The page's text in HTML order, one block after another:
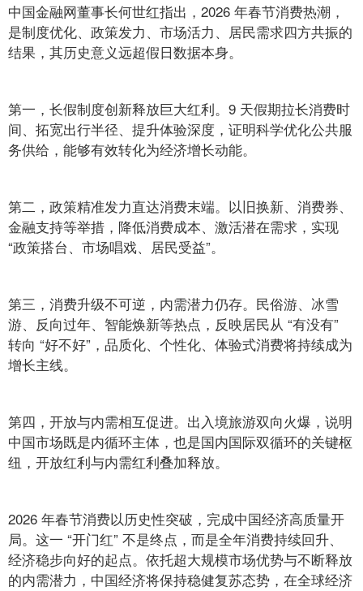
中国金融网董事长何世红指出，2026 年春节消费热潮，
是制度优化、政策发力、市场活力、居民需求四方共振的
结果，其历史意义远超假日数据本身。
第一，长假制度创新释放巨大红利。9 天假期拉长消费时
间、拓宽出行半径、提升体验深度，证明科学优化公共服
务供给，能够有效转化为经济增长动能。
第二，政策精准发力直达消费末端。以旧换新、消费券、
金融支持等举措，降低消费成本、激活潜在需求，实现
“政策搭台、市场唱戏、居民受益”。
第三，消费升级不可逆，内需潜力仍存。民俗游、冰雪
游、反向过年、智能焕新等热点，反映居民从 “有没有”
转向 “好不好”，品质化、个性化、体验式消费将持续成为
增长主线。
第四，开放与内需相互促进。出入境旅游双向火爆，说明
中国市场既是内循环主体，也是国内国际双循环的关键枢
纽，开放红利与内需红利叠加释放。
2026 年春节消费以历史性突破，完成中国经济高质量开
局。这一 “开门红” 不是终点，而是全年消费持续回升、
经济稳步向好的起点。依托超大规模市场优势与不断释放
的内需潜力，中国经济将保持稳健复苏态势，在全球经济